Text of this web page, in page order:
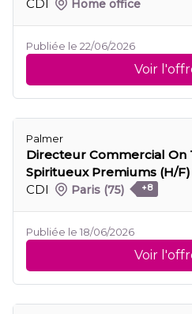
CDI Home office
Publiée le 22/06/2026
Voir
Palmer
Directeur Commercial On
Spiritueux Premiums (H/F)
CDI
Paris (75) +8
Publiée le 18/06/2026
Voir